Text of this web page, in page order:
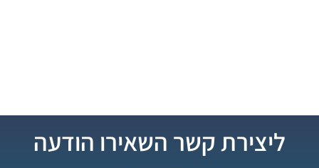
ליצירת קשר השאירו הודעה